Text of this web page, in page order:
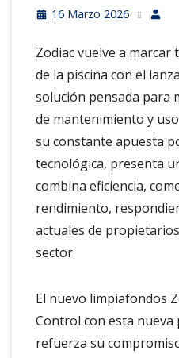
16 Marzo 2026
Zodiac vuelve a marcar
de la piscina con el
solución pensada para
de mantenimiento y
su constante apuesta
tecnológica, presenta
combina eficiencia,
rendimiento,
actuales de
sector.
El nuevo limpiafondos
Control con esta
refuerza su